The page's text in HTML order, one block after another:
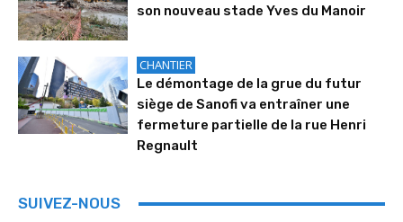
son nouveau stade Yves du Manoir
CHANTIER
Le démontage de la grue du futur
siège de Sanofi va entraîner une
fermeture partielle de la rue Henri
Regnault
SUIVEZ-NOUS